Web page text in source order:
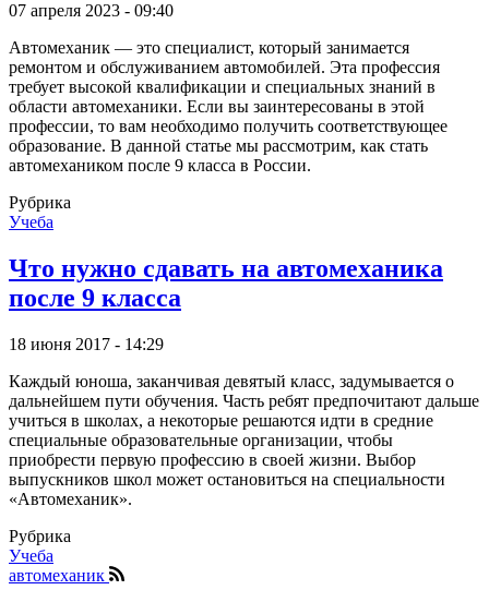
07 апреля 2023 - 09:40
Автомеханик — это специалист, который занимается
ремонтом и обслуживанием автомобилей. Эта профессия
требует высокой квалификации и специальных знаний в
области автомеханики. Если вы заинтересованы в этой
профессии, то вам необходимо получить соответствующее
образование. В данной статье мы рассмотрим, как стать
автомехаником после 9 класса в России.
Рубрика
Учеба
Что нужно сдавать на автомеханика
после 9 класса
18 июня 2017 - 14:29
Каждый юноша, заканчивая девятый класс, задумывается о
дальнейшем пути обучения. Часть ребят предпочитают дальше
учиться в школах, а некоторые решаются идти в средние
специальные образовательные организации, чтобы
приобрести первую профессию в своей жизни. Выбор
выпускников школ может остановиться на специальности
«Автомеханик».
Рубрика
Учеба
автомеханик